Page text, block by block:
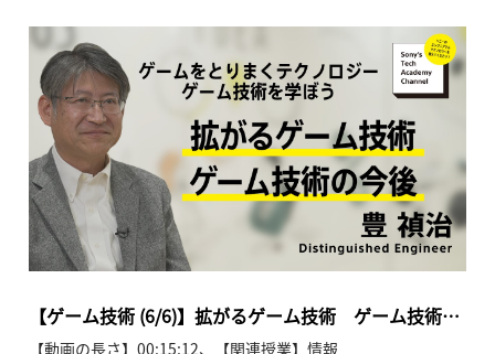
●イメージング光学技術~菊池 翔平、永躰 健士、西川 純
【Sony’s Tech Academy Channel】
https://www.youtube.com/playlist?
list=PLT57hSt26YAznc7b0ouFYE3mGIpxhQXK2
第1回「光学製品の歴史と光学設計の役割」
第2回「レンズの役割」
第3回「収差とは」
第4回「光学設計を支えるシミュレーション技術や評価指標/レ
【ゲーム技術 (6/6)】拡がるゲーム技術 ゲーム技術の
今後 (6/6)～ 豊 禎治
【動画の長さ】00:15:12、【関連授業】情報